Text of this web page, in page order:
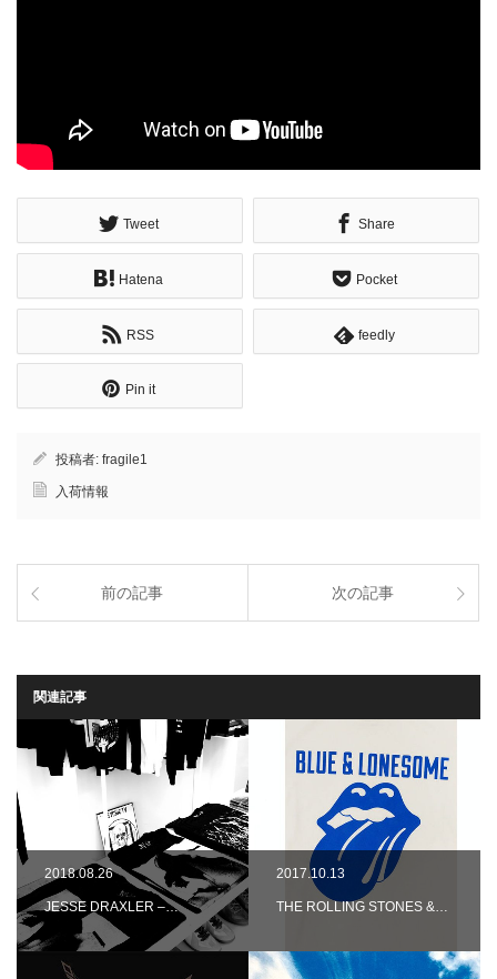
Tweet Share
Hatena Pocket
RSS feedly
Pin it
投稿者: fragile1
入荷情報
前の記事 次の記事
関連記事
2018.08.26
JESSE DRAXLER –…
2017.10.13
THE ROLLING STONES &…